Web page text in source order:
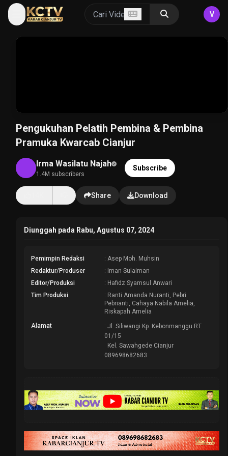
V
Pengukuhan Pelatih Pembina & Pembina
Pramuka Kwarcab Cianjur
Irma Wasilatu Najah
1.4M subscribers
Subscribe
Share Download
Diunggah pada Rabu, Agustus 07, 2024
Pemimpin Redaksi
: Asep Moh. Muhsin
Redaktur/Produser
: Iman Sulaiman
Editor/Produksi
: Hafidz Syamsul Anwari
Tim Produksi
: Ranti Amanda Nuranti, Pebri
Pebrianti, Cahaya Nabila Amelia,
Riskapah Amelia
Alamat
: Jl. Siliwangi Kp. Kebonmanggu RT.
01/15
Kel. Sawahgede Cianjur
089698682683